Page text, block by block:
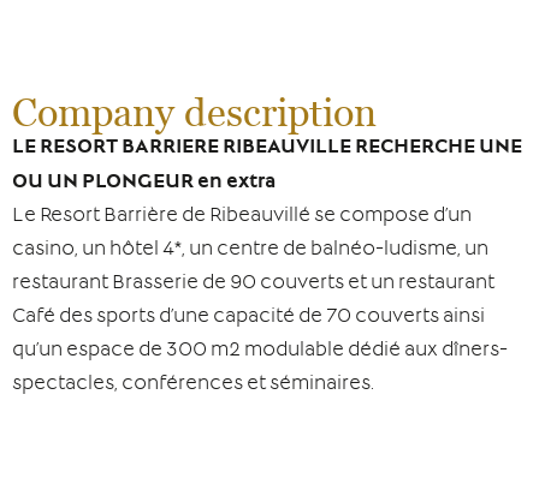
Company description
LE RESORT BARRIERE RIBEAUVILLE RECHERCHE UNE
OU UN PLONGEUR en extra
Le Resort Barrière de Ribeauvillé se compose d’un
casino​, un hôtel 4*​, un centre de balnéo-ludisme​, un
restaurant Brasserie de 90 couverts et un restaurant
Café des sports d’une capacité de 70 couverts ainsi
qu’un espace de 300 m2 modulable dédié aux dîners-
spectacles​, conférences et séminaires.